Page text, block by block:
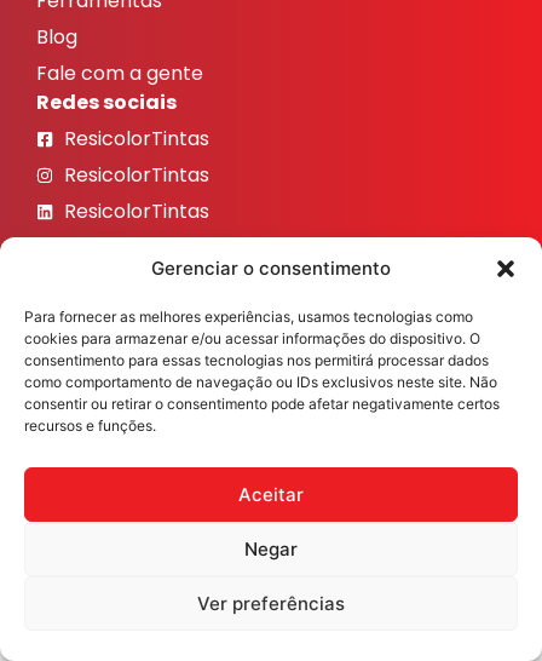
Gerenciar o consentimento
Para fornecer as melhores experiências, usamos tecnologias como
cookies para armazenar e/ou acessar informações do dispositivo. O
consentimento para essas tecnologias nos permitirá processar dados
como comportamento de navegação ou IDs exclusivos neste site. Não
consentir ou retirar o consentimento pode afetar negativamente certos
recursos e funções.
Aceitar
Negar
Ver preferências
Blog
Fale com a gente
Redes sociais
ResicolorTintas
ResicolorTintas
ResicolorTintas
ResicolorTintas
ResicolorTintas
Veja nosso Instagram
Desenvolvido porFast Digital 360